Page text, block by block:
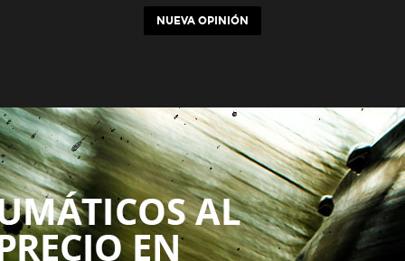
NUEVA OPINIÓN